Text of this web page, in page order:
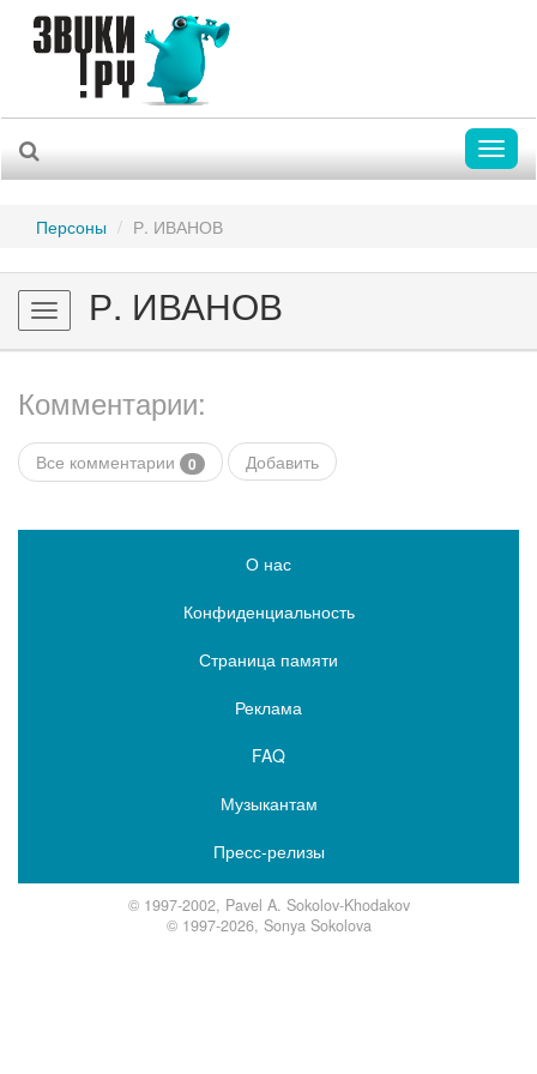
Персоны Р. ИВАНОВ
Toggle
navigation
Р. ИВАНОВ
Комментарии:
Все комментарии 0 Добавить
О нас
Конфиденциальность
Страница памяти
Реклама
FAQ
Музыкантам
Пресс-релизы
© 1997-2002, Pavel A. Sokolov-Khodakov
© 1997-2026, Sonya Sokolova